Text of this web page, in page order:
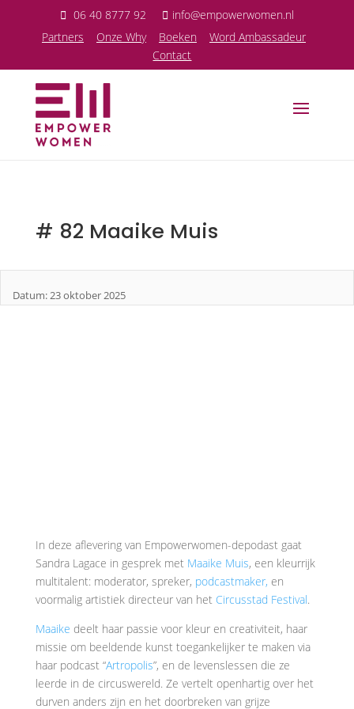
06 40 8777 92
info@empowerwomen.nl
Partners Onze Why Boeken
Word Ambassadeur
Contact
# 82 Maaike Muis
Datum: 23 oktober 2025
In deze aflevering van Empowerwomen-depodast gaat
Sandra Lagace in gesprek met Maaike Muis, een kleurrijk
multitalent: moderator, spreker, podcastmaker, en
voormalig artistiek directeur van het Circusstad Festival.
Maaike deelt haar passie voor kleur en creativiteit, haar
missie om beeldende kunst toegankelijker te maken via
haar podcast “Artropolis”, en de levenslessen die ze
leerde in de circuswereld. Ze vertelt openhartig over het
durven anders zijn en het doorbreken van grijze